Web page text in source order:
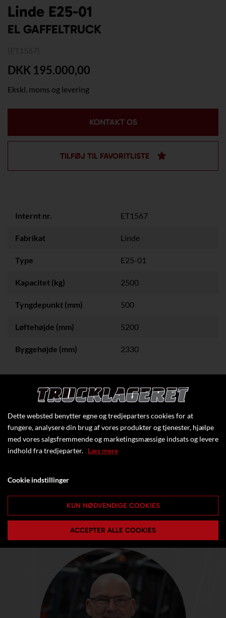
Linde E25-01
EL GAFFELTRUCK
DKK 195.000,00
Ekskl. moms og levering
KONTAKT OS
TILFØJ TIL FAVORITLISTE
Internt nr. ET1567
Fabrikat Linde
Type E25-01
Kapacitet (kg) 2500
Tyngdepunkt (mm) 500
Løftehøjde (mm) 5200
Byggehøjde (mm) 2330
Klik her for at se flere specifikationer
Dette websted benytter egne og tredjeparters cookies for at
fungere, analysere din brug af vores produkter og tjenester, hjælpe
med vores salgsfremmende og marketingsmæssige indsats og levere
indhold fra tredjeparter. Læs mere
Cookie indstillinger
KUN NØDVENDIGE COOKIES
ACCEPTER ALLE COOKIES